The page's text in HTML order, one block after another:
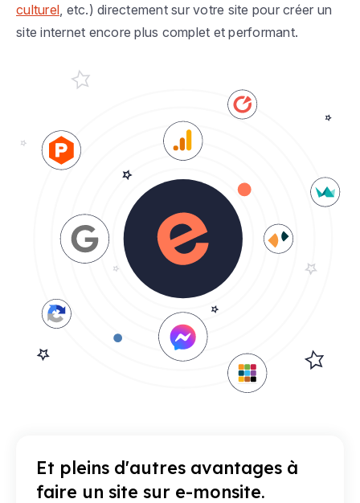
culturel, etc.) directement sur votre site pour créer un
site internet encore plus complet et performant.
Et pleins d'autres avantages à
faire un site sur e-monsite.